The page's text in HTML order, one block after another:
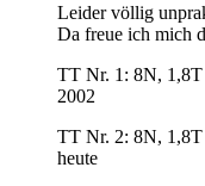
Leider völlig
Da freue ich mich
TT Nr. 1: 8N, 1,8T
2002
TT Nr. 2: 8N, 1,8T
heute